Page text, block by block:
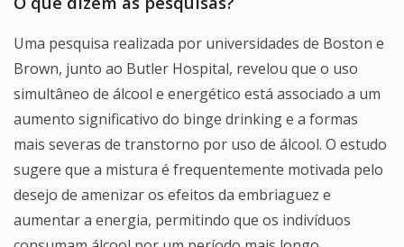
Uma pesquisa realizada por universidades de Boston e
Brown, junto ao Butler Hospital, revelou que o uso
simultâneo de álcool e energético está associado a um
aumento significativo do binge drinking e a formas
mais severas de transtorno por uso de álcool. O estudo
sugere que a mistura é frequentemente motivada pelo
desejo de amenizar os efeitos da embriaguez e
aumentar a energia, permitindo que os indivíduos